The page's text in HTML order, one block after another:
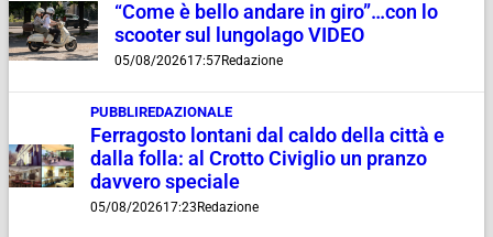
“Come è bello andare in giro”…con lo
scooter sul lungolago VIDEO
05/08/202617:57Redazione
PUBBLIREDAZIONALE
Ferragosto lontani dal caldo della città e
dalla folla: al Crotto Civiglio un pranzo
davvero speciale
05/08/202617:23 Redazione